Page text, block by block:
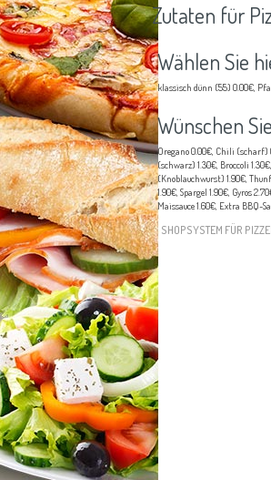
Zutaten für
Wählen Sie
klassisch dünn (55) 0.00€,
Wünschen
Oregano 0.00€, Chili (scharf)
(schwarz) 1.30€, Broccoli
(Knoblauchwurst) 1.90€,
1.90€, Spargel 1.90€, Gyros
Maissauce 1.60€, Extra BBQ-
SHOPSYSTEM FÜR